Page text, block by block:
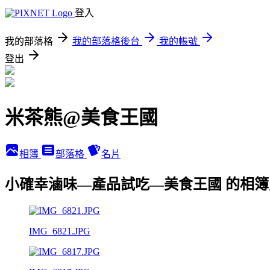
登入
我的部落格 我的部落格後台
我的帳號
登出
米茶熊@美食王國
相簿 部落格 名片
小確幸滷味—產品試吃—美食王國 的相
IMG_6821.JPG